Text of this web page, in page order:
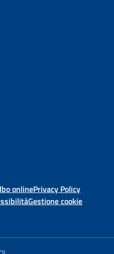
onlinePrivacy Policy
Gestione cookie